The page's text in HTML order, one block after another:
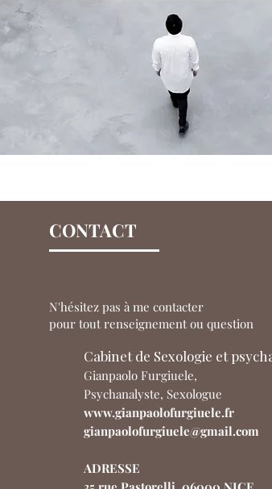
CONTACT
Cabinet de Sexologie et
​Gianpaolo Furgiuele,
Psychanalyste, Sexologue
www.gianpaolofurgiuele.fr
gianpaolofurgiuele@gmail.com
ADRESSE
N'hésitez pas à me contacter
pour tout renseignement ou question